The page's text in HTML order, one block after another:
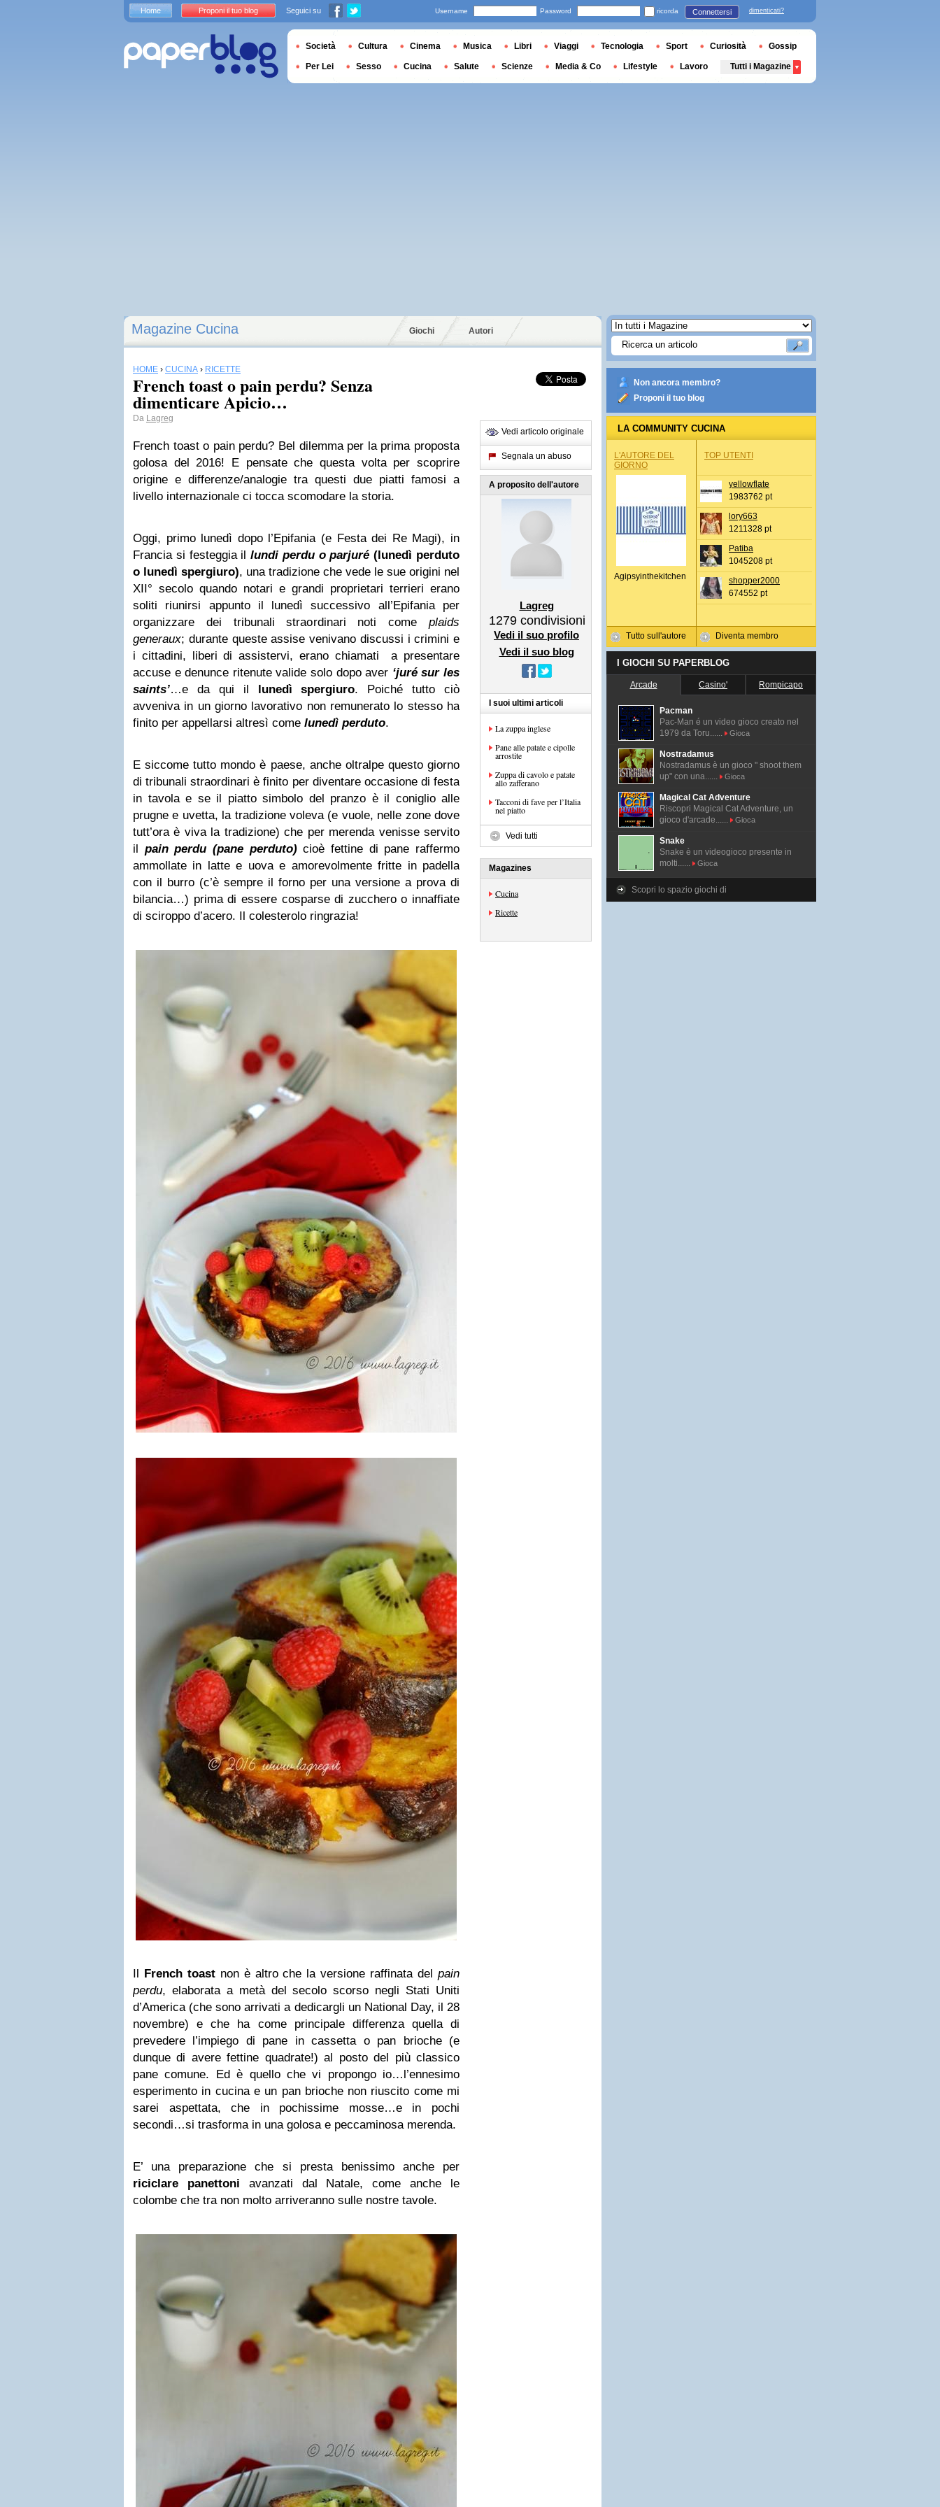
Magazine Cucina Giochi Autori
HOME › CUCINA › RICETTE
French toast o pain perdu? Senza
dimenticare Apicio…
Da Lagreg
French toast o pain perdu? Bel dilemma per la prima proposta
golosa del 2016! E pensate che questa volta per scoprire
origine e differenze/analogie tra questi due piatti famosi a
livello internazionale ci tocca scomodare la storia.
Oggi, primo lunedì dopo l’Epifania (e Festa dei Re Magi), in
Francia si festeggia illundi perdu o parjuré (lunedì perduto
o lunedì spergiuro), una tradizione che vede le sue origini nel
XII° secolo quando notari e grandi proprietari terrieri erano
soliti riunirsi appunto il lunedì successivo all’Epifania per
organizzare dei tribunali straordinari noti come plaids
generaux; durante queste assise venivano discussi i crimini e
i cittadini, liberi di assistervi, erano chiamati a presentare
accuse e denunce ritenute valide solo dopo aver ‘juré sur les
saints’…e da qui il lunedì spergiuro. Poiché tutto ciò
avveniva in un giorno lavorativo non remunerato lo stesso ha
finito per appellarsi altresì come lunedì perduto.
E siccome tutto mondo è paese, anche oltralpe questo giorno
di tribunali straordinari è finito per diventare occasione di festa
in tavola e se il piatto simbolo del pranzo è il coniglio alle
prugne e uvetta, la tradizione voleva (e vuole, nelle zone dove
tutt’ora è viva la tradizione) che per merenda venisse servito
il pain perdu (pane perduto)cioè fettine di pane raffermo
ammollate in latte e uova e amorevolmente fritte in padella
con il burro (c’è sempre il forno per una versione a prova di
bilancia…) prima di essere cosparse di zucchero o innaffiate
di sciroppo d’acero. Il colesterolo ringrazia!
Il French toastnon è altro che la versione raffinata delpain
perdu, elaborata a metà del secolo scorso negli Stati Uniti
d’America (che sono arrivati a dedicargli un National Day, il 28
novembre) e che ha come principale differenza quella di
prevedere l’impiego di pane in cassetta o pan brioche(e
dunque di avere fettine quadrate!) al posto del più classico
pane comune. Ed è quello che vi propongo io…l’ennesimo
esperimento in cucina e un pan brioche non riuscito come mi
sarei aspettata, che in pochissime mosse…e in pochi
secondi…si trasforma in una golosa e peccaminosa merenda.
E’ una preparazione che si presta benissimo anche per
riciclare panettoni avanzati dal Natale, come anche le
colombe che tra non molto arriveranno sulle nostre tavole.
Vedi articolo originale
Segnala un abuso
A proposito dell'autore
Lagreg
1279 condivisioni
Vedi il suo profilo
Vedi il suo blog
I suoi ultimi articoli
La zuppa inglese
Pane alle patate e cipolle
arrostite
Zuppa di cavolo e patate
allo zafferano
Tacconi di fave per l’Italia
nel piatto
Vedi tutti
Magazines
Cucina
Ricette
Non ancora membro?
Proponi il tuo blog
LA COMMUNITY CUCINA
L'AUTORE DEL
GIORNO
Agipsyinthekitchen
Tutto sull'autore
TOP UTENTI
yellowflate
1983762 pt
lory663
1211328 pt
Patiba
1045208 pt
shopper2000
674552 pt
Diventa membro
I GIOCHI SU PAPERBLOG
Arcade Casino' Rompicapo
Pacman
Pac-Man é un video gioco creato nel
1979 da Toru......
Gioca
Nostradamus
Nostradamus è un gioco " shoot them
up" con una......
Gioca
Magical Cat Adventure
Riscopri Magical Cat Adventure, un
gioco d'arcade......
Gioca
Snake
Snake è un videogioco presente in
molti......
Gioca
Scopri lo spazio giochi di
Home Proponi il tuo blog Seguici su Username Password ricorda Connettersi dimenticati?
Società Cultura Cinema Musica Libri Viaggi Tecnologia Sport Curiosità Gossip
Per Lei Sesso Cucina Salute Scienze Media & Co Lifestyle Lavoro Tutti i Magazine